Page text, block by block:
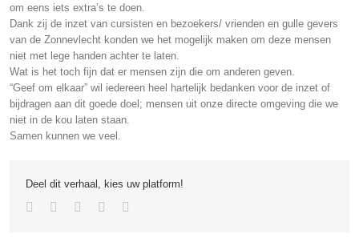
om eens iets extra’s te doen.
Dank zij de inzet van cursisten en bezoekers/ vrienden en gulle gevers
van de Zonnevlecht konden we het mogelijk maken om deze mensen
niet met lege handen achter te laten.
Wat is het toch fijn dat er mensen zijn die om anderen geven.
“Geef om elkaar” wil iedereen heel hartelijk bedanken voor de inzet of
bijdragen aan dit goede doel; mensen uit onze directe omgeving die we
niet in de kou laten staan.
Samen kunnen we veel.
Deel dit verhaal, kies uw platform!